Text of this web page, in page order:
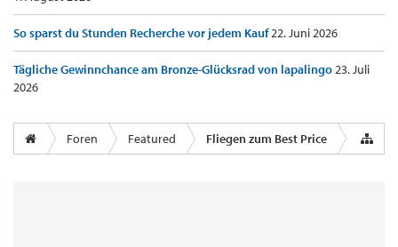
So sparst du Stunden Recherche vor jedem Kauf22. Juni 2026
Tägliche Gewinnchance am Bronze-Glücksrad von lapalingo23. Juli
2026
Foren Featured Fliegen zum Best Price